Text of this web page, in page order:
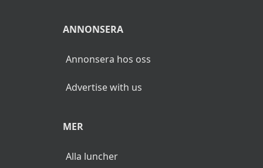
Päronmarmelad
ANNONSERA
Annonsera hos oss
Advertise with us
MER
Alla luncher